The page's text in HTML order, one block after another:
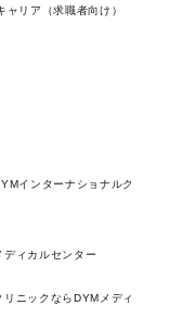
リア（求職者向け）
インターナショナルク
ィカルセンター
ニックならDYMメディ